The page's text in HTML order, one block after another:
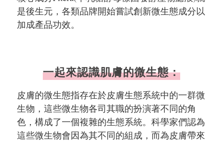
是後生元，各類品牌開始嘗試創新微生態成分以
加成產品功效。
一起來認識肌膚的微生態：
皮膚的微生態指存在於皮膚生態系統中的一群微
生物，這些微生物各司其職的扮演著不同的角
色，構成了一個複雜的生態系統。科學家們認為
這些微生物會因為其不同的組成，而為皮膚帶來